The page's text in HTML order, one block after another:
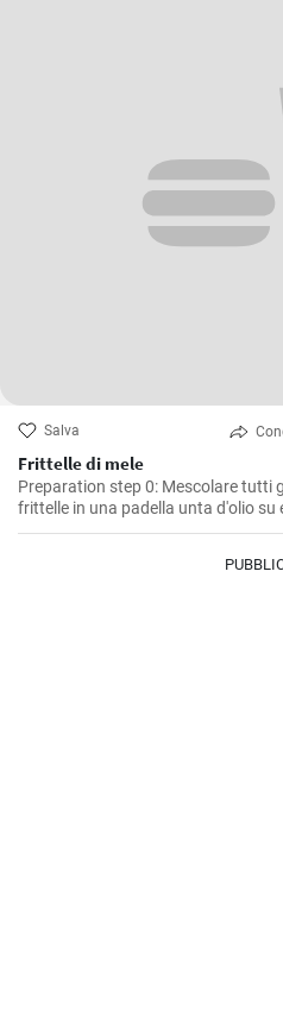
Salva
Frittelle di mele
Preparation step 0: Mescolare tutti
frittelle in una padella unta d'olio su